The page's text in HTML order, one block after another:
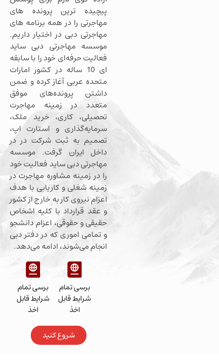
پیچیده ترین پرونده های
مهاجرتی را در همه برنامه های
مهاجرتی دبی در اختیار داریم.
موسسه مهاجرتی دبی ساید
فعالیت حرفه‌ای خود را با سابقه
ای 10 ساله در کشور امارات
متحده عربی آغاز کرده و ضمن
داشتن پرونده‌های موفق
متعدد در زمینه مهاجرت
تحصیلی، کاری، خرید ملک،
سرمایه‌گذاری و استارت اپ،
تصمیم به ثبت شرکت در در
داخل ایران گرفت. موسسه
مهاجرتی دبی ساید فعالیت خود
را در زمینه مشاوره مهاجرت در
زمینه شغلی و کاریابی با هدف
اعزام نیروی کار به خارج از کشور
و عقد قرارداد با کلیه اشخاص
حقیقی و حقوقی، اعزام دانشجو
و تمامی اموری که در دفتر دبی
انجام می‌شوند، ادامه می‌دهد.
برسی تمام
شرایط قابل
اخذ
شروع کنید